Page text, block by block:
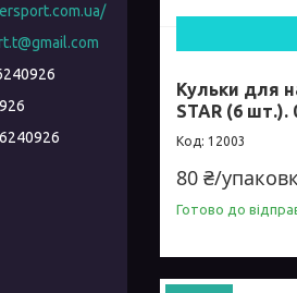
Кульки для
STAR (6 шт.).
12003
80 ₴/
Готово до